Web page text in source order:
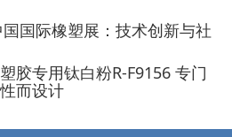
业，拥有设施齐备的新材料
室；子公司-镇江泛华检测科
CNAS、CMA认证的第三方
资子公司-云南港烽新材料有
主要生产新型锂离子电池负
国际橡塑展：技术创新与社
胶专用钛白粉R-F9156 专门
而设计